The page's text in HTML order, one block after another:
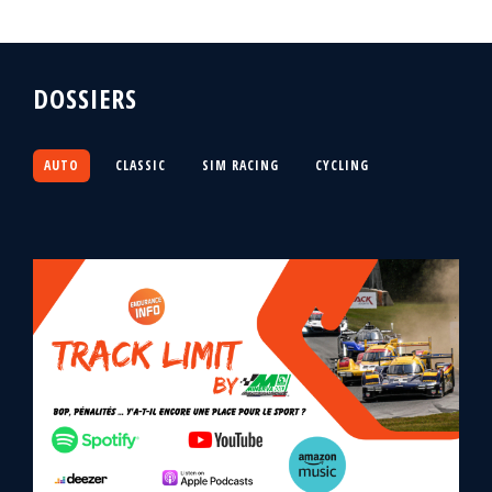
DOSSIERS
AUTO CLASSIC SIM RACING CYCLING